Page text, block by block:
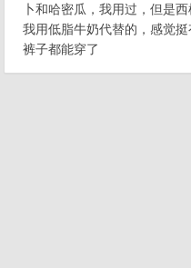
卜和哈密瓜，我用过，但是
我用低脂牛奶代替的，感觉
裤子都能穿了